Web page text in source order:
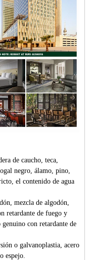
de caucho, teca,
negro, álamo, pino,
el contenido de agua
mezcla de algodón,
retardante de fuego y
con retardante de
o galvanoplastia, acero
espejo.